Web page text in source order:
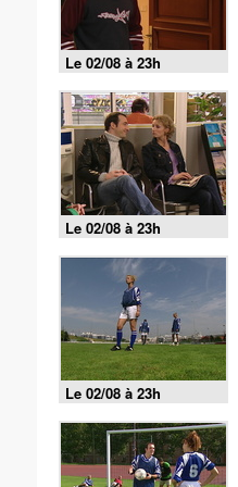
Le 02/08 à 23h
Le 02/08 à 23h
Le 02/08 à 23h